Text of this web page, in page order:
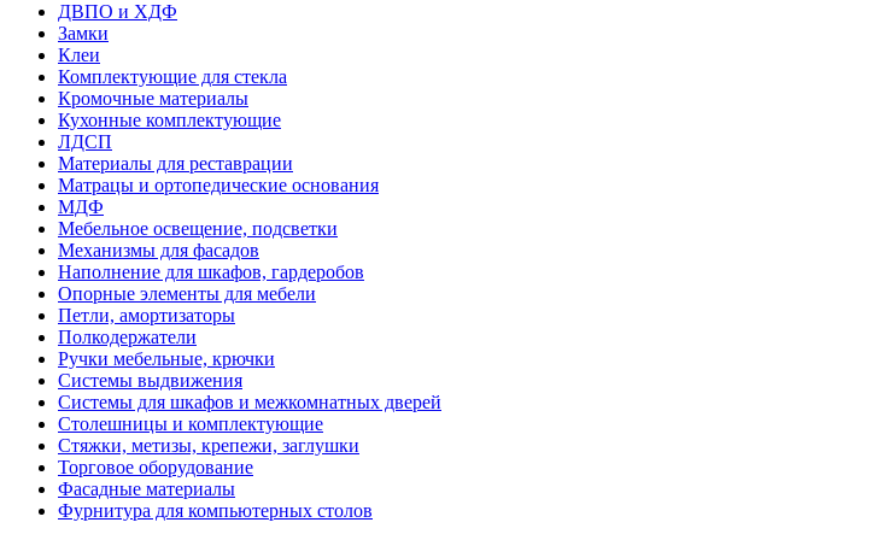
ДВПО и ХДФ
Замки
Клеи
Комплектующие для стекла
Кромочные материалы
Кухонные комплектующие
ЛДСП
Материалы для реставрации
Матрацы и ортопедические основания
МДФ
Мебельное освещение, подсветки
Механизмы для фасадов
Наполнение для шкафов, гардеробов
Опорные элементы для мебели
Петли, амортизаторы
Полкодержатели
Ручки мебельные, крючки
Системы выдвижения
Системы для шкафов и межкомнатных дверей
Столешницы и комплектующие
Стяжки, метизы, крепежи, заглушки
Торговое оборудование
Фасадные материалы
Фурнитура для компьютерных столов